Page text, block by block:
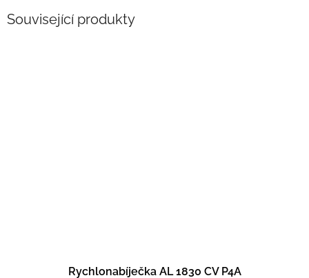
Související produkty
Rychlonabíječka AL 1830 CV P4A